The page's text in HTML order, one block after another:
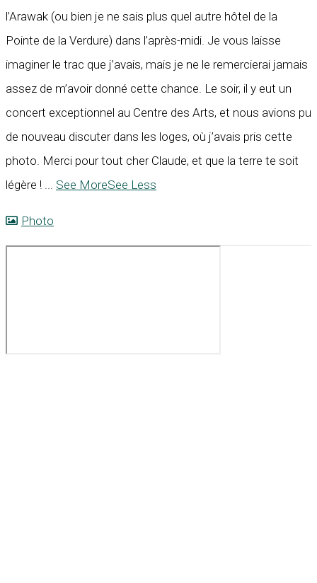
l’Arawak (ou bien je ne sais plus quel autre hôtel de la
Pointe de la Verdure) dans l’après-midi. Je vous laisse
imaginer le trac que j’avais, mais je ne le remercierai jamais
assez de m’avoir donné cette chance. Le soir, il y eut un
concert exceptionnel au Centre des Arts, et nous avions pu
de nouveau discuter dans les loges, où j’avais pris cette
photo. Merci pour tout cher Claude, et que la terre te soit
légère !
See MoreSee Less
Photo